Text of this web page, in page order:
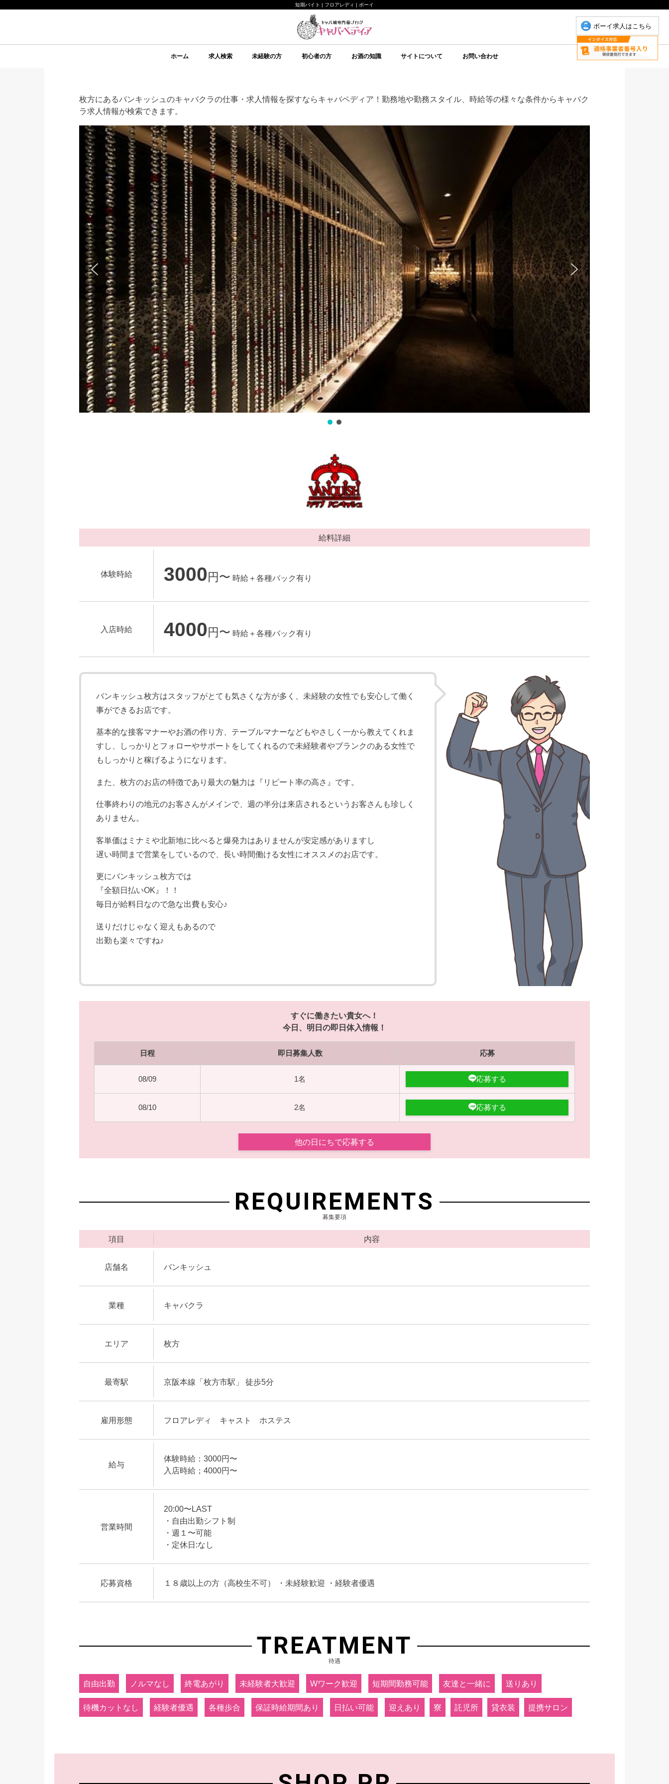
短期バイト | フロアレディ | ボーイ
ボーイ求人はこちら
ホーム 求人検索 未経験の方 初心者の方 お酒の知識 サイトについて お問い合わせ
枚方にあるバンキッシュのキャバクラの仕事・求人情報を探すならキャバペディア！勤務地や勤務スタイル、時給等の様々な条件からキャバク
ラ求人情報が検索できます。
給料詳細
体験時給 3000円〜 時給＋各種バック有り
入店時給 4000円〜 時給＋各種バック有り
バンキッシュ枚方はスタッフがとても気さくな方が多く、未経験の女性でも安心して働く
事ができるお店です。
基本的な接客マナーやお酒の作り方、テーブルマナーなどもやさしく一から教えてくれま
すし、しっかりとフォローやサポートをしてくれるので未経験者やブランクのある女性で
もしっかりと稼げるようになります。
また、枚方のお店の特徴であり最大の魅力は『リピート率の高さ』です。
仕事終わりの地元のお客さんがメインで、週の半分は来店されるというお客さんも珍しく
ありません。
客単価はミナミや北新地に比べると爆発力はありませんが安定感がありますし
遅い時間まで営業をしているので、長い時間働ける女性にオススメのお店です。
更にバンキッシュ枚方では
『全額日払いOK』！！
毎日が給料日なので急な出費も安心♪
送りだけじゃなく迎えもあるので
出勤も楽々ですね♪
すぐに働きたい貴女へ！
今日、明日の即日体入情報！
日程 即日募集人数 応募
08/09 1名 応募する
08/10 2名 応募する
他の日にちで応募する
REQUIREMENTS
募集要項
項目 内容
店舗名 バンキッシュ
業種 キャバクラ
エリア 枚方
最寄駅 京阪本線「枚方市駅」 徒歩5分
雇用形態 フロアレディ キャスト ホステス
給与
体験時給：3000円〜
入店時給；4000円〜
営業時間
20:00〜LAST
・自由出勤シフト制
・週１〜可能
・定休日:なし
応募資格 １８歳以上の方（高校生不可） ・未経験歓迎 ・経験者優遇
TREATMENT
待遇
自由出勤 ノルマなし 終電あがり 未経験者大歓迎 Wワーク歓迎 短期間勤務可能 友達と一緒に 送りあり
待機カットなし 経験者優遇 各種歩合 保証時給期間あり 日払い可能 迎えあり 寮 託児所 貸衣装 提携サロン